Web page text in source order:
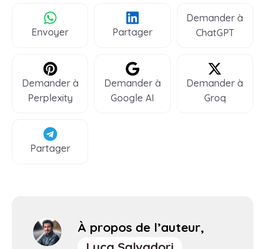
Envoyer Partager
Demander à
ChatGPT
Demander à
Perplexity
Demander à
Google AI
Demander à
Groq
Partager
À propos de l’auteur,